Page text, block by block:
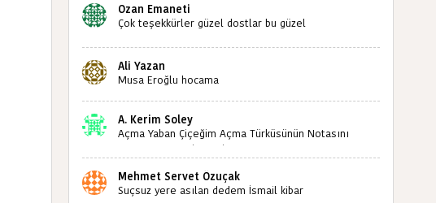
Ozan Emaneti
Çok teşekkürler güzel dostlar bu güzel
sizlerin sayesinde türkülerimiz ölmeyecektir tekrar
teşekkürler saygılarımla
Ali Yazan
Musa Eroğlu hocama
A. Kerim Soley
Açma Yaban Çiçeğim Açma Türküsünün Notasını
Bulabilir miyiz ?İlginiz İçin Şimdiden Teşekkürler.
Mehmet Servet Özuçak
Suçsuz yere asılan dedem İsmail kibar